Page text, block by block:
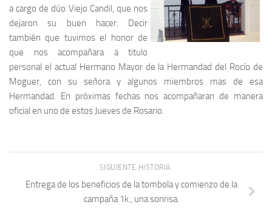
a cargo de dúo Viejo Candil, que nos
dejaron su buen hacer. Decir
también que tuvimos el honor de
que nos acompañara a titulo
personal el actual Hermano Mayor de la Hermandad del Rocío de
Moguer, con su señora y algunos miembros mas de esa
Hermandad. En próximas fechas nos acompañaran de manera
oficial en uno de estos Jueves de Rosario.
SIGUIENTE HISTORIA
Entrega de los beneficios de la tombola y comienzo de la
campaña 1k., una sonrisa.